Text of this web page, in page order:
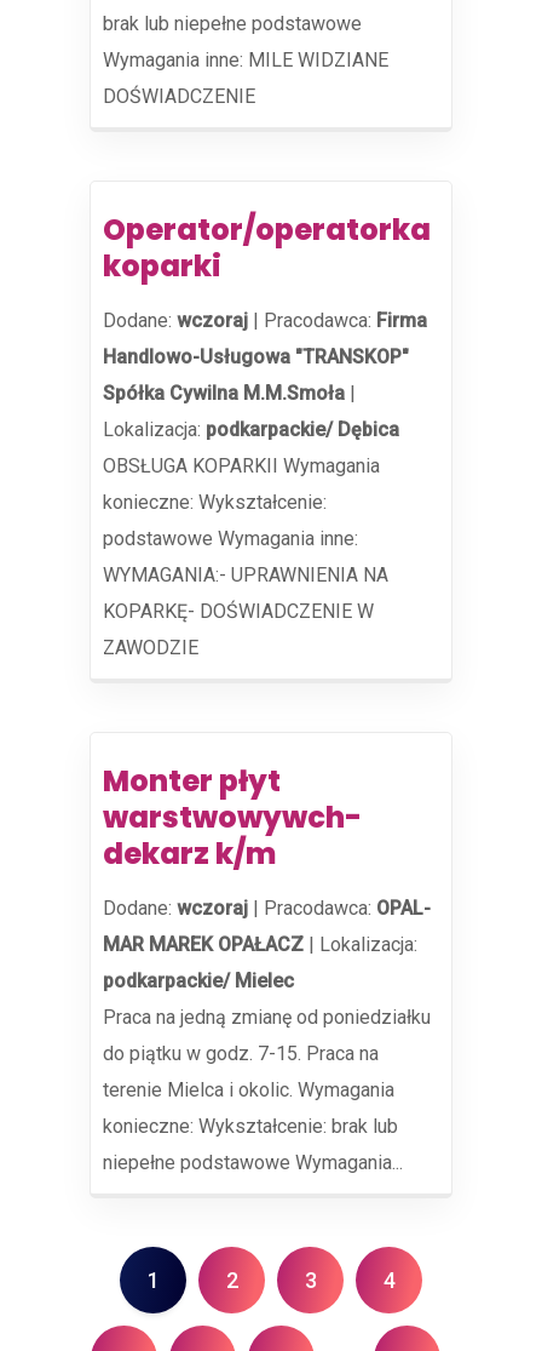
brak lub niepełne podstawowe
Wymagania inne: MILE WIDZIANE
DOŚWIADCZENIE
Operator/operatorka
koparki
Dodane: wczoraj | Pracodawca: Firma
Handlowo-Usługowa "TRANSKOP"
Spółka Cywilna M.M.Smoła |
Lokalizacja: podkarpackie/ Dębica
OBSŁUGA KOPARKII Wymagania
konieczne: Wykształcenie:
podstawowe Wymagania inne:
WYMAGANIA:- UPRAWNIENIA NA
KOPARKĘ- DOŚWIADCZENIE W
ZAWODZIE
Monter płyt
warstwowywch-
dekarz k/m
Dodane: wczoraj | Pracodawca: OPAL-
MAR MAREK OPAŁACZ | Lokalizacja:
podkarpackie/ Mielec
Praca na jedną zmianę od poniedziałku
do piątku w godz. 7-15. Praca na
terenie Mielca i okolic. Wymagania
konieczne: Wykształcenie: brak lub
niepełne podstawowe Wymagania...
1 2 3 4